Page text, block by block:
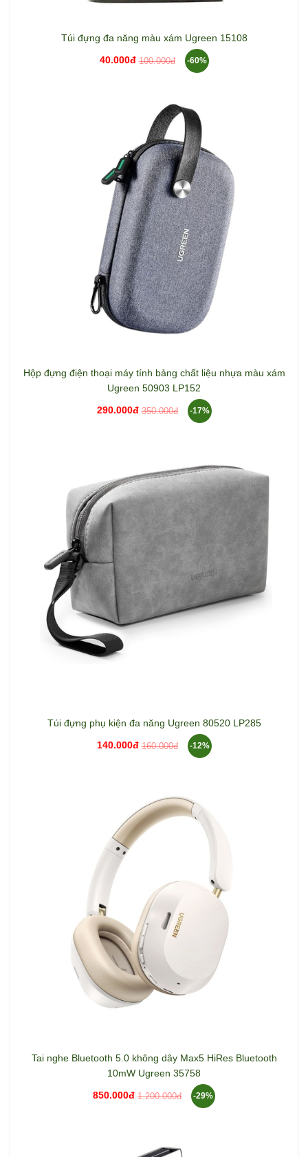
Túi đựng đa năng màu xám Ugreen 15108
40.000đ 100.000đ -60%
Hộp đựng điện thoại máy tính bảng chất liệu nhựa màu xám
Ugreen 50903 LP152
290.000đ 350.000đ -17%
Túi đựng phụ kiện đa năng Ugreen 80520 LP285
140.000đ 160.000đ -12%
Tai nghe Bluetooth 5.0 không dây Max5 HiRes Bluetooth
10mW Ugreen 35758
850.000đ 1.200.000đ -29%